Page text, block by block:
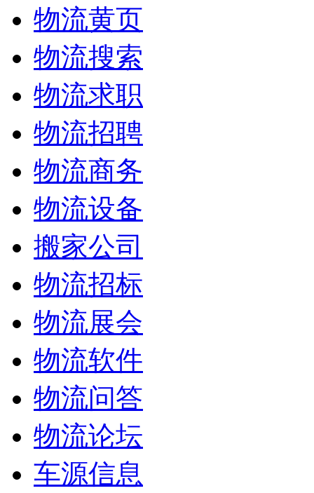
物流黄页
物流搜索
物流求职
物流招聘
物流商务
物流设备
搬家公司
物流招标
物流展会
物流软件
物流问答
物流论坛
车源信息